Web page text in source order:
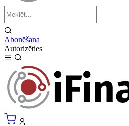
Abonēšana
Autorizēties